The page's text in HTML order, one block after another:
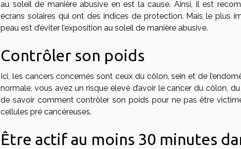
au soleil de manière abusive en est la cause. Ainsi, il est
écrans solaires qui ont des indices de protection. Mais le plus
peau est d’éviter l’exposition au soleil de manière abusive.
Contrôler son poids
Ici, les cancers concernés sont ceux du côlon, sein et de
normale, vous avez un risque élevé d’avoir le cancer du côlon,
de savoir comment contrôler son poids pour ne pas être
cellules pré cancéreuses.
Être actif au moins 30 minutes